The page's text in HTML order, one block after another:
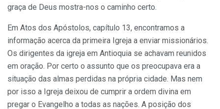
graça de Deus mostra-nos o caminho certo.
Em Atos dos Apóstolos, capítulo 13, encontramos a
informação acerca da primeira Igreja a enviar missionários.
Os dirigentes da igreja em Antioquia se achavam reunidos
em oração. Por certo o assunto que os preocupava era a
situação das almas perdidas na própria cidade. Mas nem
por isso a Igreja deixou de cumprir a ordem divina em
pregar o Evangelho a todas as nações. A posição dos